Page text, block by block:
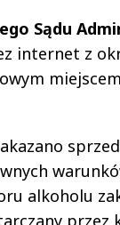
Sądu
internet z
alkoholu
przez